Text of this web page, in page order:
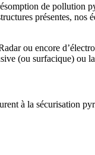
de pollution
présentes,
ou encore
(ou surfacique) ou
à la sécurisation